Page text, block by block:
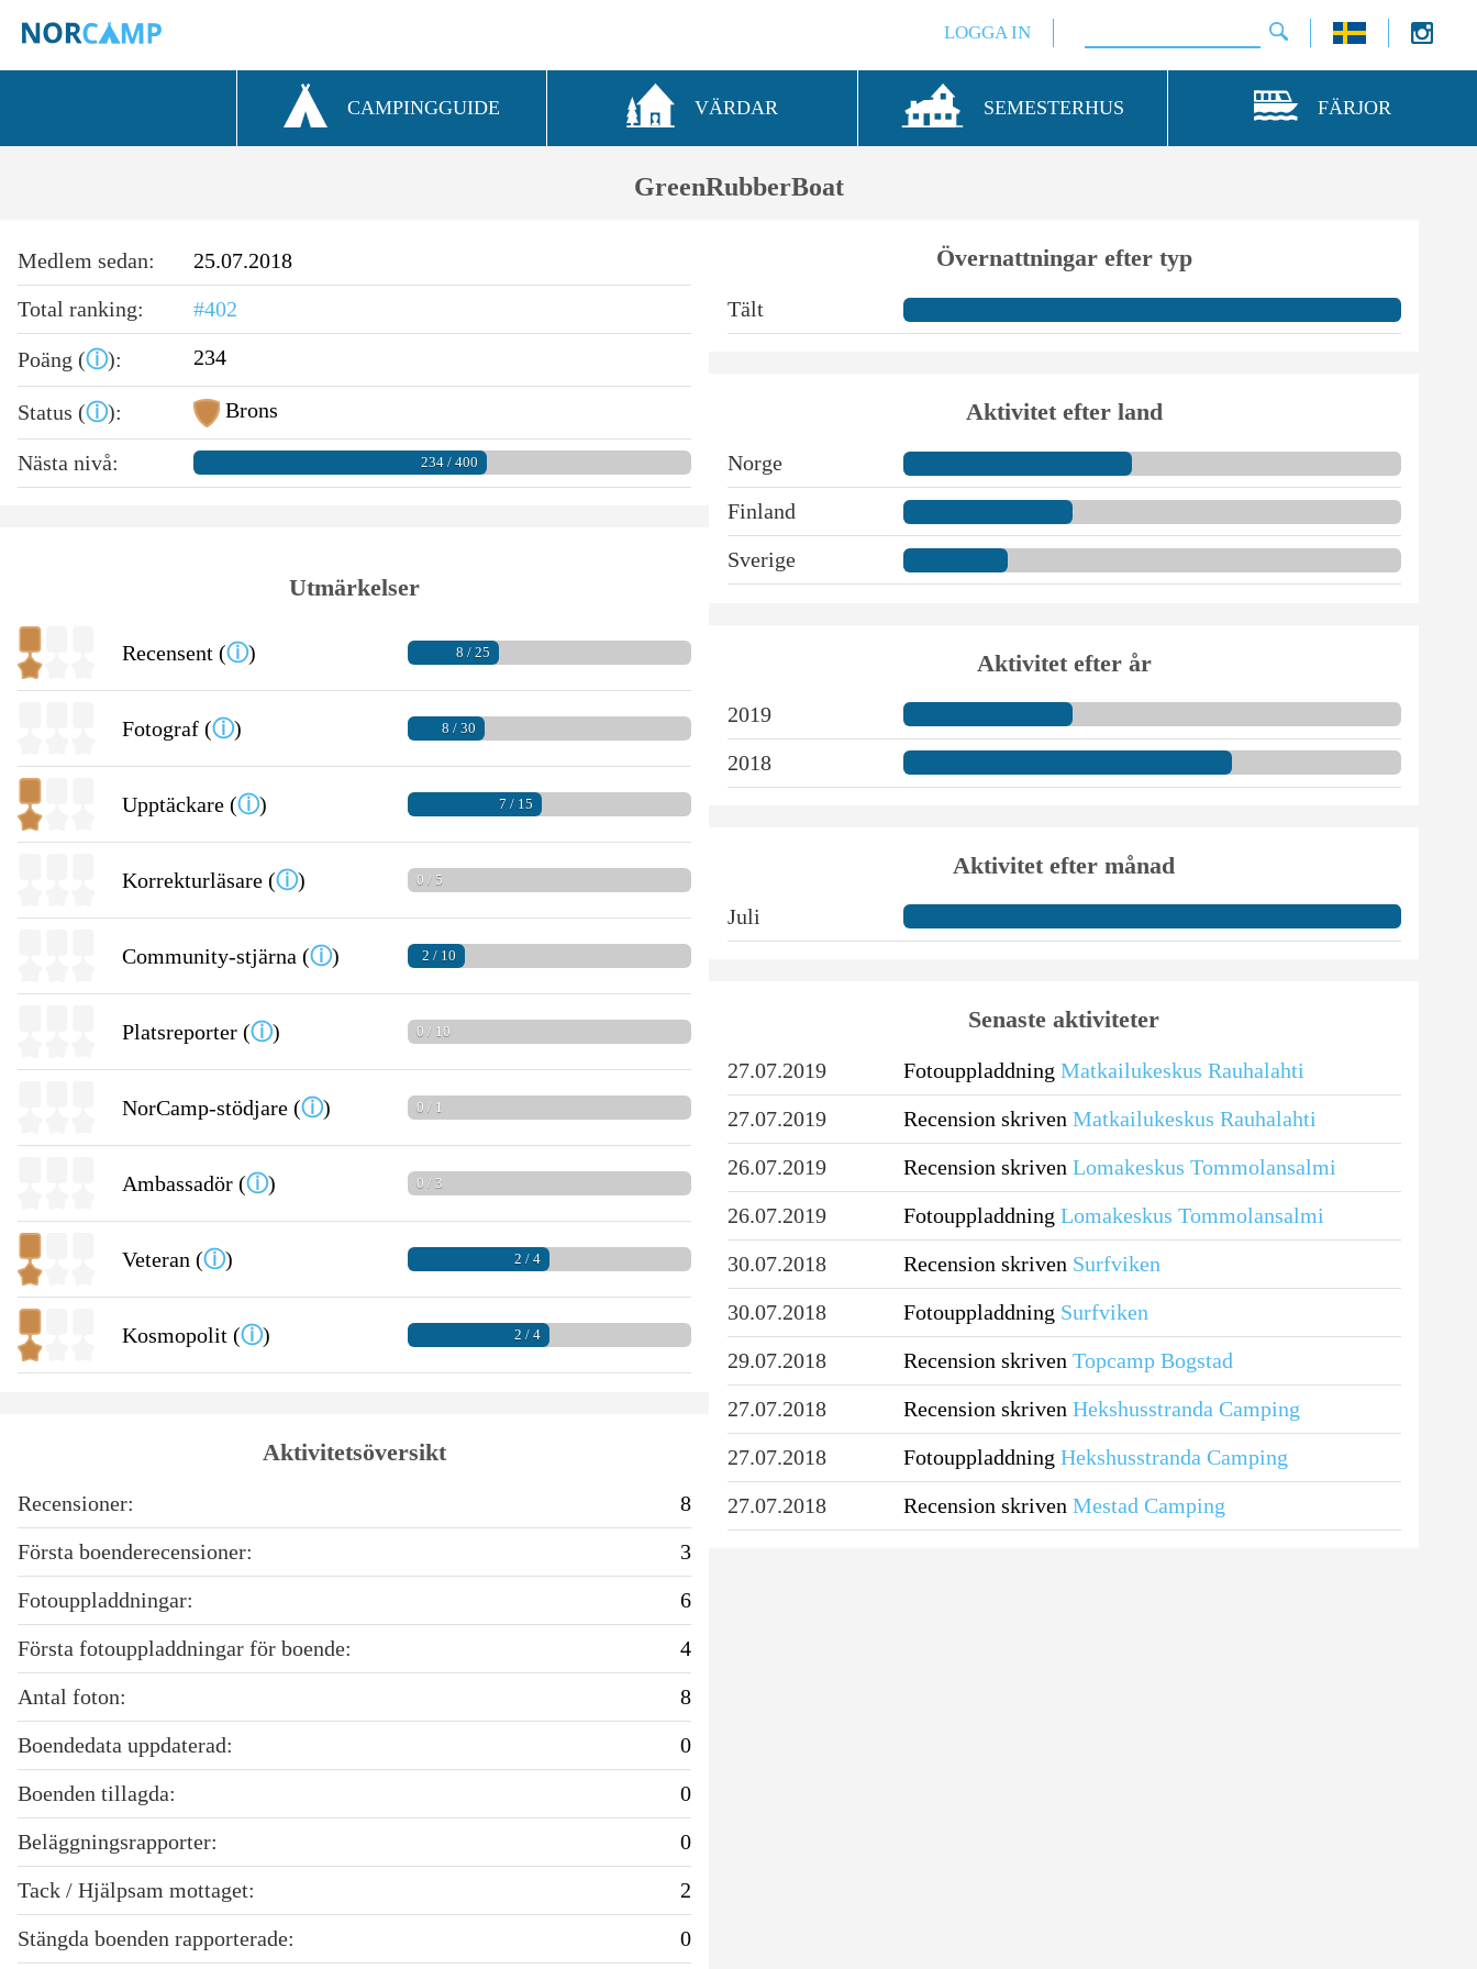
LOGGA IN
CAMPINGGUIDE VÄRDAR SEMESTERHUS FÄRJOR
GreenRubberBoat
Medlem sedan:
25.07.2018
Total ranking:
#402
Poäng (ⓘ): 234
Status (ⓘ): Brons
Nästa nivå: 234 / 400
Utmärkelser
Recensent (ⓘ) 8 / 25
Fotograf (ⓘ) 8 / 30
Upptäckare (ⓘ) 7 / 15
Korrekturläsare (ⓘ) 0 / 5
Community-stjärna (ⓘ) 2 / 10
Platsreporter (ⓘ) 0 / 10
NorCamp-stödjare (ⓘ) 0 / 1
Ambassadör (ⓘ) 0 / 3
Veteran (ⓘ) 2 / 4
Kosmopolit (ⓘ) 2 / 4
Aktivitetsöversikt
Recensioner:
8
Första boenderecensioner:
3
Fotouppladdningar:
6
Första fotouppladdningar för boende:
4
Antal foton:
8
Boendedata uppdaterad:
0
Boenden tillagda:
0
Beläggningsrapporter:
0
Tack / Hjälpsam mottaget:
2
Stängda boenden rapporterade:
0
Övernattningar efter typ
Tält
Aktivitet efter land
Norge
Finland
Sverige
Aktivitet efter år
2019
2018
Aktivitet efter månad
Juli
Senaste aktiviteter
27.07.2019 Fotouppladdning Matkailukeskus Rauhalahti
27.07.2019
Recension skriven Matkailukeskus Rauhalahti
26.07.2019
Recension skriven Lomakeskus Tommolansalmi
26.07.2019
Fotouppladdning Lomakeskus Tommolansalmi
30.07.2018
Recension skriven Surfviken
30.07.2018
Fotouppladdning Surfviken
29.07.2018
Recension skriven Topcamp Bogstad
27.07.2018
Recension skriven Hekshusstranda Camping
27.07.2018
Fotouppladdning Hekshusstranda Camping
27.07.2018
Recension skriven Mestad Camping